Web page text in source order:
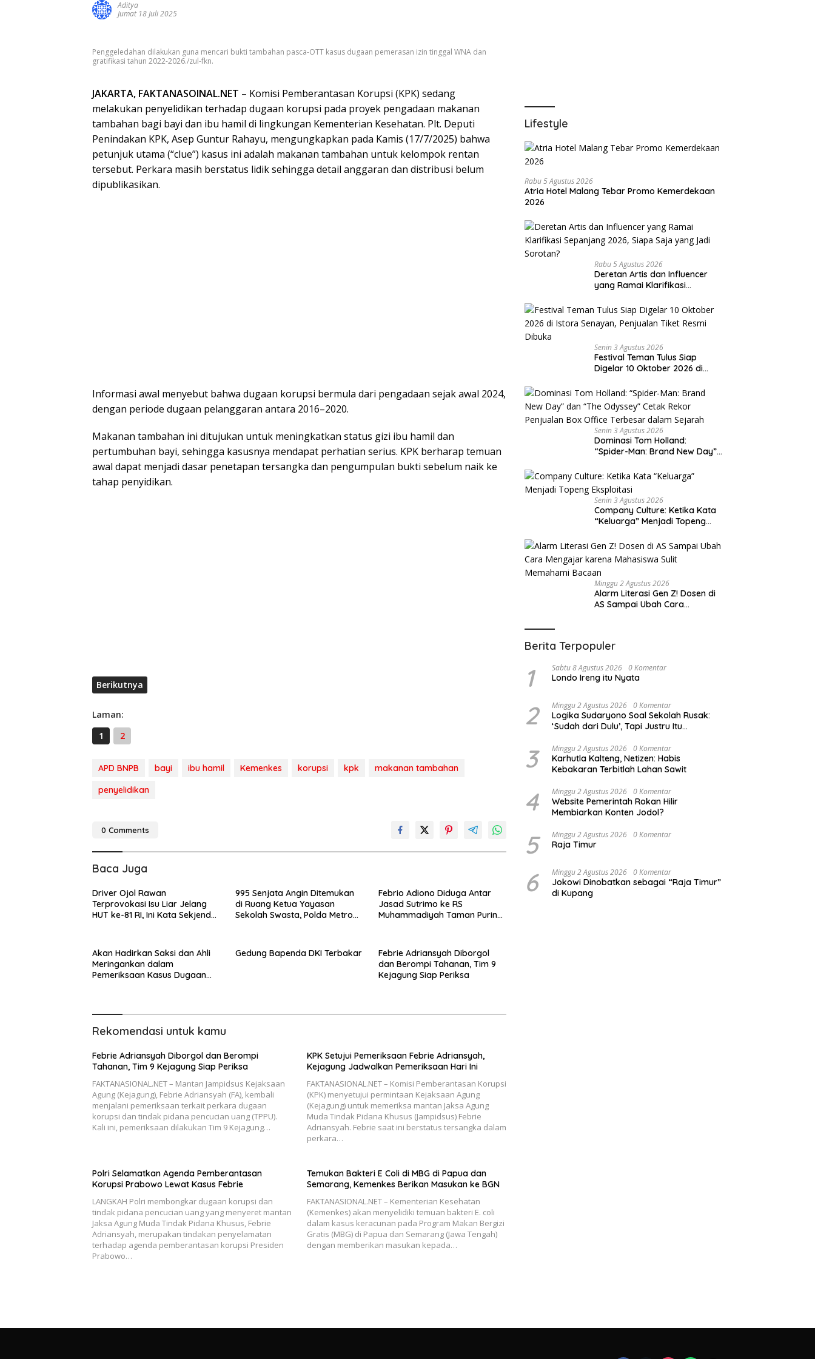
Aditya
Jumat 18 Juli 2025
Penggeledahan dilakukan guna mencari bukti tambahan pasca-OTT kasus dugaan pemerasan izin tinggal WNA dan
gratifikasi tahun 2022-2026./zul-fkn.
JAKARTA, FAKTANASOINAL.NET – Komisi Pemberantasan Korupsi (KPK) sedang
melakukan penyelidikan terhadap dugaan korupsi pada proyek pengadaan makanan
tambahan bagi bayi dan ibu hamil di lingkungan Kementerian Kesehatan. Plt. Deputi
Penindakan KPK, Asep Guntur Rahayu, mengungkapkan pada Kamis (17/7/2025) bahwa
petunjuk utama (“clue”) kasus ini adalah makanan tambahan untuk kelompok rentan
tersebut. Perkara masih berstatus lidik sehingga detail anggaran dan distribusi belum
dipublikasikan.
Informasi awal menyebut bahwa dugaan korupsi bermula dari pengadaan sejak awal 2024,
dengan periode dugaan pelanggaran antara 2016–2020.
Makanan tambahan ini ditujukan untuk meningkatkan status gizi ibu hamil dan
pertumbuhan bayi, sehingga kasusnya mendapat perhatian serius. KPK berharap temuan
awal dapat menjadi dasar penetapan tersangka dan pengumpulan bukti sebelum naik ke
tahap penyidikan.
Berikutnya
Laman:
1
2
APD BNPB bayi ibu hamil Kemenkes korupsi kpk
makanan tambahan
penyelidikan
0 Comments
Baca Juga
Driver Ojol Rawan
Terprovokasi Isu Liar Jelang
HUT ke-81 RI, Ini Kata Sekjend
995 Senjata Angin Ditemukan
di Ruang Ketua Yayasan
Sekolah Swasta, Polda Metro
Febrio Adiono Diduga Antar
Jasad Sutrimo ke RS
Muhammadiyah Taman Puring,
Akan Hadirkan Saksi dan Ahli
Meringankan dalam
Pemeriksaan Kasus Dugaan
Gedung Bapenda DKI Terbakar
Febrie Adriansyah Diborgol
dan Berompi Tahanan, Tim 9
Kejagung Siap Periksa
Rekomendasi untuk kamu
Febrie Adriansyah Diborgol dan Berompi
Tahanan, Tim 9 Kejagung Siap Periksa
FAKTANASIONAL.NET – Mantan Jampidsus Kejaksaan
Agung (Kejagung), Febrie Adriansyah (FA), kembali
menjalani pemeriksaan terkait perkara dugaan
korupsi dan tindak pidana pencucian uang (TPPU).
Kali ini, pemeriksaan dilakukan Tim 9 Kejagung…
KPK Setujui Pemeriksaan Febrie Adriansyah,
Kejagung Jadwalkan Pemeriksaan Hari Ini
FAKTANASIONAL.NET – Komisi Pemberantasan Korupsi
(KPK) menyetujui permintaan Kejaksaan Agung
(Kejagung) untuk memeriksa mantan Jaksa Agung
Muda Tindak Pidana Khusus (Jampidsus) Febrie
Adriansyah. Febrie saat ini berstatus tersangka dalam
perkara…
Polri Selamatkan Agenda Pemberantasan
Korupsi Prabowo Lewat Kasus Febrie
LANGKAH Polri membongkar dugaan korupsi dan
tindak pidana pencucian uang yang menyeret mantan
Jaksa Agung Muda Tindak Pidana Khusus, Febrie
Adriansyah, merupakan tindakan penyelamatan
terhadap agenda pemberantasan korupsi Presiden
Prabowo…
Temukan Bakteri E Coli di MBG di Papua dan
Semarang, Kemenkes Berikan Masukan ke BGN
FAKTANASIONAL.NET – Kementerian Kesehatan
(Kemenkes) akan menyelidiki temuan bakteri E. coli
dalam kasus keracunan pada Program Makan Bergizi
Gratis (MBG) di Papua dan Semarang (Jawa Tengah)
dengan memberikan masukan kepada…
Lifestyle
Rabu 5 Agustus 2026
Atria Hotel Malang Tebar Promo Kemerdekaan
2026
Rabu 5 Agustus 2026
Deretan Artis dan Influencer
yang Ramai Klarifikasi
yang Jadi Sorotan?
Senin 3 Agustus 2026
Festival Teman Tulus Siap
Digelar 10 Oktober 2026 di
Resmi Dibuka
Senin 3 Agustus 2026
Dominasi Tom Holland:
“Spider-Man: Brand New Day”
Rekor Penjualan Box Office
Terbesar dalam Sejarah
Senin 3 Agustus 2026
Company Culture: Ketika Kata
“Keluarga” Menjadi Topeng
Minggu 2 Agustus 2026
Alarm Literasi Gen Z! Dosen di
AS Sampai Ubah Cara
Berita Terpopuler
1 Sabtu 8 Agustus 2026 0 Komentar
Londo Ireng itu Nyata
2 Minggu 2 Agustus 2026 0 Komentar
Logika Sudaryono Soal Sekolah Rusak:
‘Sudah dari Dulu’, Tapi Justru Itu
3 Minggu 2 Agustus 2026 0 Komentar
Karhutla Kalteng, Netizen: Habis
Kebakaran Terbitlah Lahan Sawit
4 Minggu 2 Agustus 2026 0 Komentar
Website Pemerintah Rokan Hilir
Membiarkan Konten Jodol?
5 Minggu 2 Agustus 2026 0 Komentar
Raja Timur
6 Minggu 2 Agustus 2026 0 Komentar
Jokowi Dinobatkan sebagai “Raja Timur”
di Kupang